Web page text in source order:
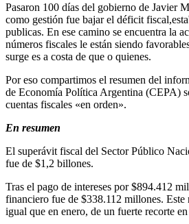
Pasaron 100 días del gobierno de Javier
como gestión fue bajar el déficit
publicas. En ese camino se encuentra la
números fiscales le están siendo
surge es a costa de que o quienes.
Por eso compartimos el resumen del
de Economía Política Argentina (CEPA)
cuentas fiscales «en orden».
En resumen
El superávit fiscal del Sector Público
fue de $1,2 billones.
Tras el pago de intereses por $894.412
financiero fue de $338.112 millones. Este
igual que en enero, de un fuerte recorte